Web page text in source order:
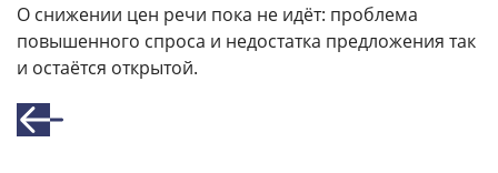
О снижении цен речи пока не идёт: проблема
повышенного спроса и недостатка предложения так
и остаётся открытой.